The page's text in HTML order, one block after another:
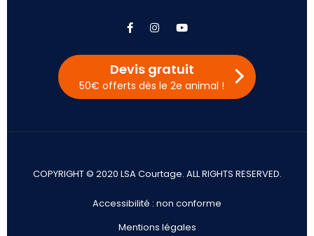
facebookinstagramyoutube
Devis gratuit
50€ offerts dès le 2e animal !
COPYRIGHT © 2020 LSA Courtage. ALL RIGHTS RESERVED.
Accessibilité : non conforme
Mentions légales